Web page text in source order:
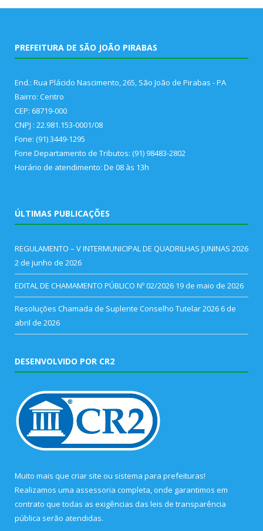
PREFEITURA DE SÃO JOÃO PIRABAS
End.: Rua Plácido Nascimento, 265, São João de Pirabas - PA
Bairro: Centro
CEP: 68719-000
CNPJ : 22.981.153-0001/08
Fone: (91) 3449-1295
Fone Departamento de Tributos: (91) 98483-2802
Horário de atendimento: De 08 às 13h
ÚLTIMAS PUBLICAÇÕES
REGULAMENTO – V INTERMUNICIPAL DE QUADRILHAS JUNINAS 2026
2 de junho de 2026
EDITAL DE CHAMAMENTO PÚBLICO Nº 02/2026 19 de maio de 2026
Resoluções Chamada de Suplente Conselho Tutelar 2026 6 de
abril de 2026
DESENVOLVIDO POR CR2
Muito mais que criar site ou sistema para prefeituras!
Realizamos uma assessoria completa, onde garantimos em
contrato que todas as exigências das leis de transparência
pública serão atendidas.